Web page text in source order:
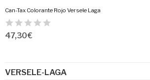
VERSELE-LAGA
Can-Tax Colorante Rojo Versele Laga
47,30 €